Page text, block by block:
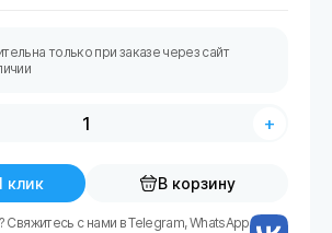
только при заказе через сайт
+
клик В корзину
Свяжитесь с нами в Telegram, WhatsApp